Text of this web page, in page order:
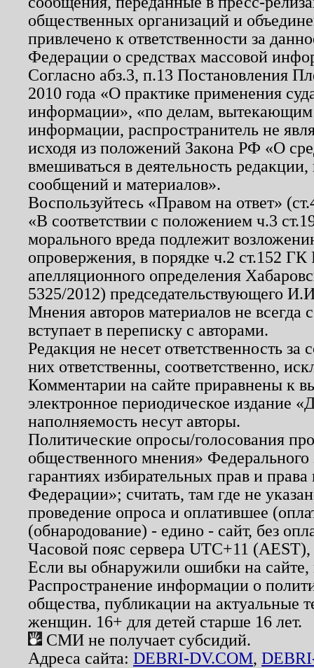
общественных организаций и
привлечено к ответственности за
Федерации о средствах массовой
Согласно абз.3, п.13 Постановления
2010 года «О практике применения
информации», «по делам, вытекающим
информации, распространитель не
исходя из положений Закона РФ «О
вмешиваться в деятельность
сообщений и материалов».
Воспользуйтесь «Правом на ответ»
«В соответствии с положением ч.3
морального вреда подлежит
опровержения, в порядке ч.2 ст.152
апелляционного определения
5325/2012) председательствующего
Мнения авторов материалов не
вступает в переписку с авторами.
Редакция не несет ответственность
них ответственны, соответственно,
Комментарии на сайте приравнены к
электронное периодическое издание
наполняемость несут авторы.
Политические опросы/голосования
общественного мнения»
гарантиях избирательных прав и
Федерации»; считать, там где не
проведение опроса и оплатившее
(обнародование) - едино - сайт, без
Часовой пояс сервера UTC+11
Если вы обнаружили ошибки на
Распространение информации о
общества, публикации на актуальные
женщин. 16+ для детей старше 16 лет.
СМИ не получает субсидий.
Адреса сайта: DEBRI-DV.COM,